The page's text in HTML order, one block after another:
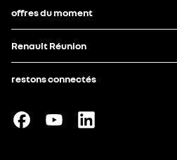
offres du moment
Renault Réunion
restons connectés